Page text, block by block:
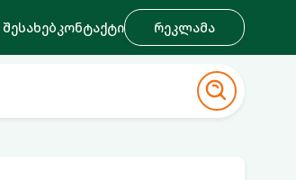
კონტაქტი რეკლამა